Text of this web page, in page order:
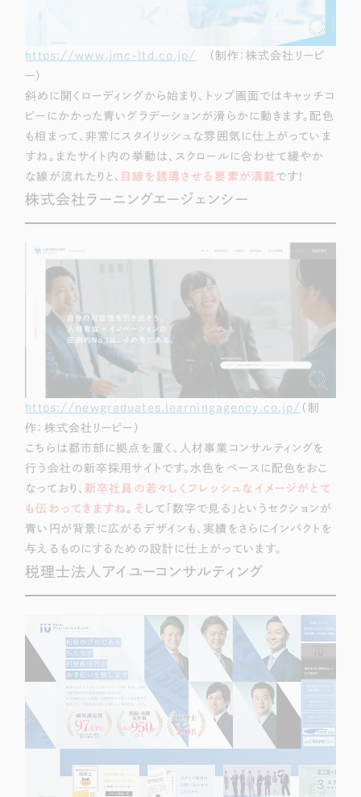
https://www.jmc-ltd.co.jp/
（制作：株式会社リーピ
ー）
斜めに開くローディングから始まり、トップ画面ではキャッチコ
ピーにかかった青いグラデーションが滑らかに動きます。配色
も相まって、非常にスタイリッシュな雰囲気に仕上がっていま
すね。またサイト内の挙動は、スクロールに合わせて緩やか
な線が流れたりと、 目線を誘導させる要素が満載です！
株式会社ラーニングエージェンシー
https://newgraduates.learningagency.co.jp/ （制
作：株式会社リーピー）
こちらは都市部に拠点を置く、人材事業コンサルティングを
行う会社の新卒採用サイトです。水色をベースに配色をおこ
なっており、新卒社員の若々しくフレッシュなイメージがとて
も伝わってきますね 。 そ して「数字で見る」というセクション が
青い円が背景に広がるデザインも、実績をさらにインパクトを
与えるものにするための設計に仕上がっています。
税理士法人アイユーコンサルティング